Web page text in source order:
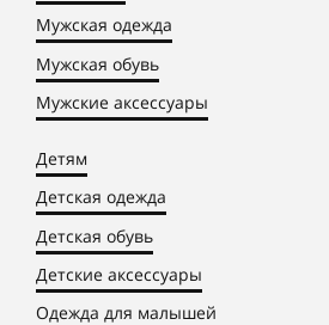
Мужская одежда
Мужская обувь
Мужские аксессуары
Детям
Детская одежда
Детская обувь
Детские аксессуары
Одежда для малышей